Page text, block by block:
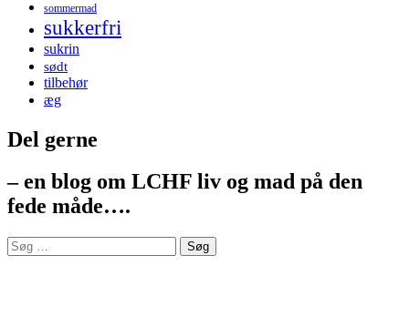
sommermad
sukkerfri
sukrin
sødt
tilbehør
æg
Del gerne
– en blog om LCHF liv og mad på den
fede måde….
Søg
efter: